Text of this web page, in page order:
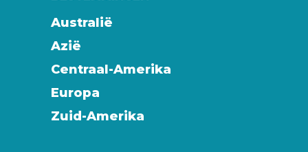
Australië
Azië
Centraal-Amerika
Europa
Zuid-Amerika